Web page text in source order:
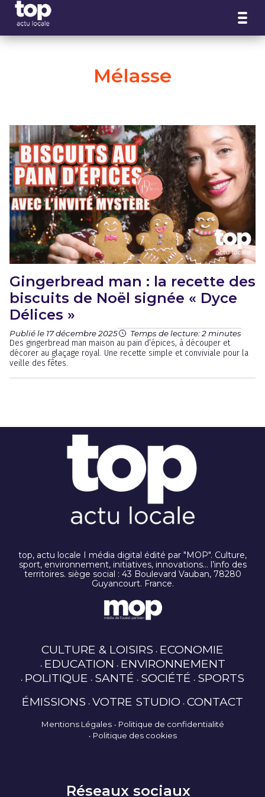
Mélasse
Gingerbread man : la recette des
biscuits de Noël signée « Dyce
Délices »
Publié le 17 décembre 2025 Temps de lecture: 2 minutes
Des gingerbread man maison au pain d’épices, à découper et
décorer au glaçage royal. Une recette simple et conviviale pour la
veille des fêtes.
top, actu locale I média digital édité par "MOP". Culture,
sport, environnement, initiatives, innovations… l’info des
territoires. siège social : 43 Boulevard Vauban, 78280
Guyancourt. France.
CULTURE & LOISIRS ECONOMIE
EDUCATION ENVIRONNEMENT
POLITIQUE SANTÉ SOCIÉTÉ SPORTS
ÉMISSIONS VOTRE STUDIO CONTACT
Mentions Légales
Politique de confidentialité
Politique des cookies
Réseaux sociaux
Panneau de gestion des cookies